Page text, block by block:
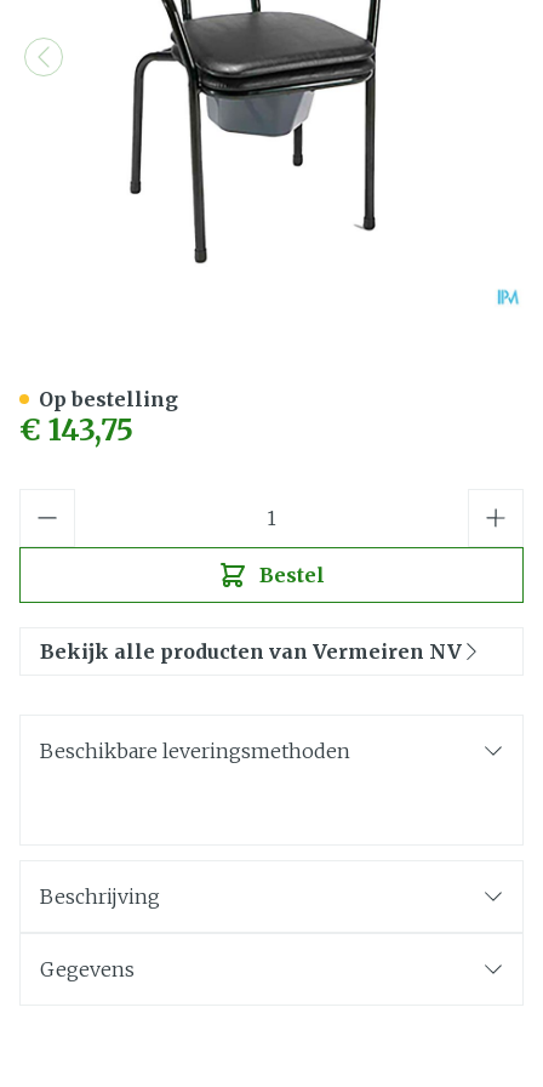
€ 143,75
Bestel
Op bestelling
Bekijk alle producten van Vermeiren NV
Beschikbare leveringsmethoden
Beschrijving
Gegevens